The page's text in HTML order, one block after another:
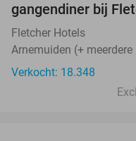
gangendiner bij
Fletcher Hotels
Arnemuiden (+
Verkocht: 18.348